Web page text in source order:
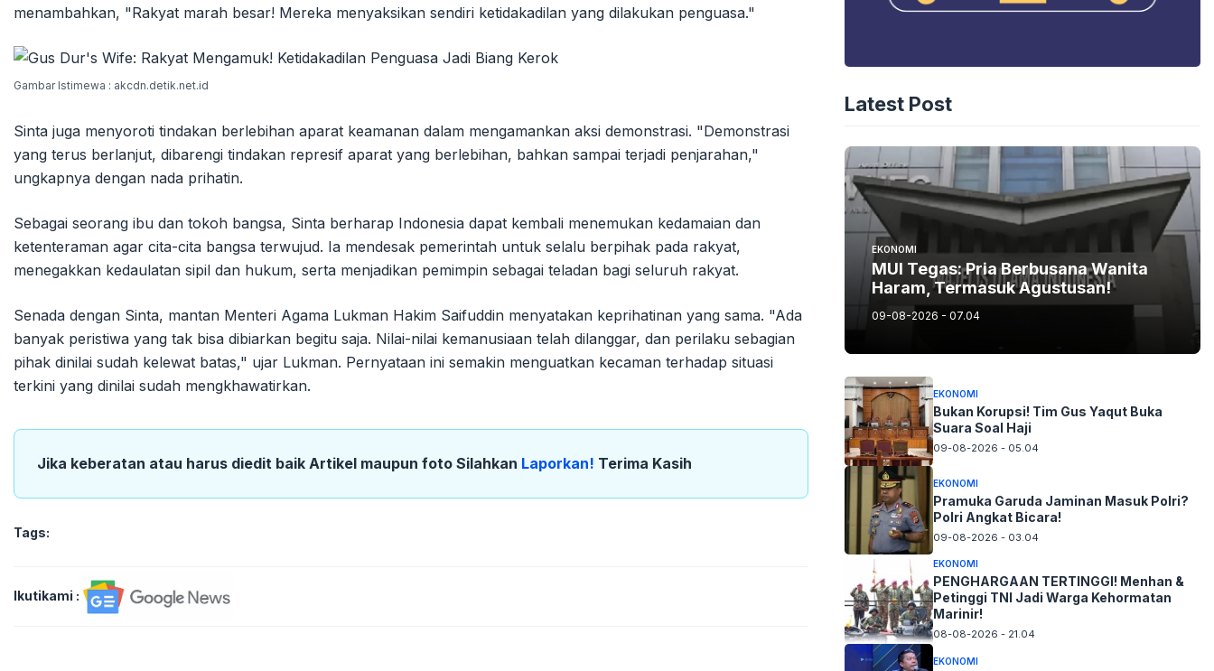
menambahkan, "Rakyat marah besar! Mereka menyaksikan sendiri ketidakadilan yang dilakukan penguasa."
Gambar Istimewa : akcdn.detik.net.id
Sinta juga menyoroti tindakan berlebihan aparat keamanan dalam mengamankan aksi demonstrasi. "Demonstrasi
yang terus berlanjut, dibarengi tindakan represif aparat yang berlebihan, bahkan sampai terjadi penjarahan,"
ungkapnya dengan nada prihatin.
Sebagai seorang ibu dan tokoh bangsa, Sinta berharap Indonesia dapat kembali menemukan kedamaian dan
ketenteraman agar cita-cita bangsa terwujud. Ia mendesak pemerintah untuk selalu berpihak pada rakyat,
menegakkan kedaulatan sipil dan hukum, serta menjadikan pemimpin sebagai teladan bagi seluruh rakyat.
Senada dengan Sinta, mantan Menteri Agama Lukman Hakim Saifuddin menyatakan keprihatinan yang sama. "Ada
banyak peristiwa yang tak bisa dibiarkan begitu saja. Nilai-nilai kemanusiaan telah dilanggar, dan perilaku sebagian
pihak dinilai sudah kelewat batas," ujar Lukman. Pernyataan ini semakin menguatkan kecaman terhadap situasi
terkini yang dinilai sudah mengkhawatirkan.
Jika keberatan atau harus diedit baik Artikel maupun foto Silahkan Laporkan! Terima Kasih
Tags:
Ikutikami :
Latest Post
EKONOMI
MUI Tegas: Pria Berbusana Wanita
Haram, Termasuk Agustusan!
09-08-2026 - 07.04
EKONOMI
Bukan Korupsi! Tim Gus Yaqut Buka
Suara Soal Haji
09-08-2026 - 05.04
EKONOMI
Pramuka Garuda Jaminan Masuk Polri?
Polri Angkat Bicara!
09-08-2026 - 03.04
EKONOMI
PENGHARGAAN TERTINGGI! Menhan &
Petinggi TNI Jadi Warga Kehormatan
Marinir!
08-08-2026 - 21.04
EKONOMI